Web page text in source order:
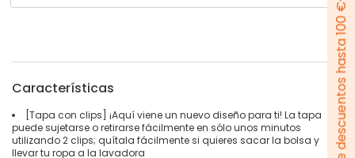
Características
[Tapa con clips] ¡Aquí viene un nuevo diseño para ti! La tapa
puede sujetarse o retirarse fácilmente en sólo unos minutos
utilizando 2 clips; quítala fácilmente si quieres sacar la bolsa y
llevar tu ropa a la lavadora
Pack de descuentos hasta 100 €